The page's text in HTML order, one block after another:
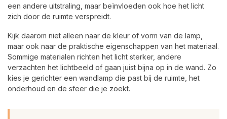
een andere uitstraling, maar beïnvloeden ook hoe het licht
zich door de ruimte verspreidt.
Kijk daarom niet alleen naar de kleur of vorm van de lamp,
maar ook naar de praktische eigenschappen van het materiaal.
Sommige materialen richten het licht sterker, andere
verzachten het lichtbeeld of gaan juist bijna op in de wand. Zo
kies je gerichter een wandlamp die past bij de ruimte, het
onderhoud en de sfeer die je zoekt.